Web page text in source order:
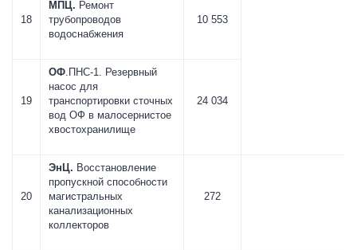
18
МПЦ. Ремонт
трубопроводов
водоснабжения
10 553
19
ОФ.ПНС-1. Резервный
насос для
транспортировки сточных
вод ОФ в малосернистое
хвостохранилище
24 034
20
ЭнЦ. Восстановление
пропускной способности
магистральных
канализационных
коллекторов
272